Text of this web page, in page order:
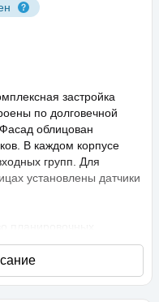
застройка
по долговечной
облицован
В каждом корпусе
групп. Для
установлены датчики
планировочных
типа, так и
отделкой,
В квартирах